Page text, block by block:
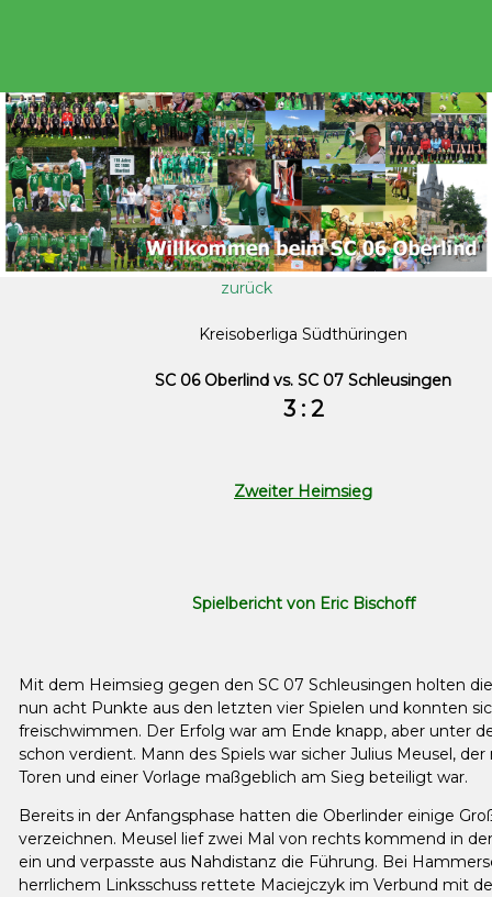
zurück
Kreisoberliga Südthüringen
SC 06 Oberlind vs. SC 07 Schleusingen
3 : 2
Zweiter Heimsieg
Spielbericht von Eric Bischoff
Mit dem Heimsieg gegen den SC 07 Schleusingen holten
nun acht Punkte aus den letzten vier Spielen und konnten
freischwimmen. Der Erfolg war am Ende knapp, aber unter
schon verdient. Mann des Spiels war sicher Julius Meusel,
Toren und einer Vorlage maßgeblich am Sieg beteiligt war.
Bereits in der Anfangsphase hatten die Oberlinder einige
verzeichnen. Meusel lief zwei Mal von rechts kommend in
ein und verpasste aus Nahdistanz die Führung. Bei
herrlichem Linksschuss rettete Maciejczyk im Verbund mit